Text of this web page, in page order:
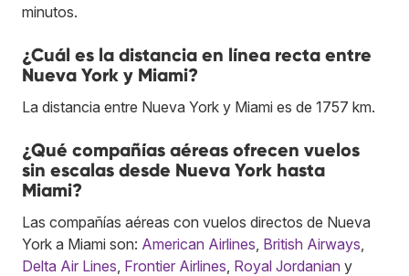
minutos.
¿Cuál es la distancia en línea recta entre
Nueva York y Miami?
La distancia entre Nueva York y Miami es de 1757 km.
¿Qué compañías aéreas ofrecen vuelos
sin escalas desde Nueva York hasta
Miami?
Las compañías aéreas con vuelos directos de Nueva
York a Miami son: American Airlines British Airways
Delta Air Lines Frontier Airlines Royal Jordanian y